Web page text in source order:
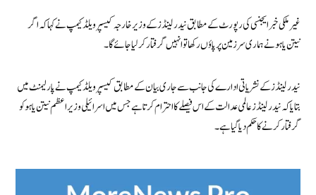
غیر ملکی خبرایجنسی کی رپورٹ کے مطابق نیدرلینڈز کے وزیرخارجہ کیسپر ویلڈ کیمپ نے کہا کہ اگر
نیتن یاہو نے ہماری سرزمین پر پاؤں رکھا تو انہیں گرفتار کرلیا جائے گا۔
نیدرلینڈز کے نشریاتی ادارے کی جانب سے جاری بیان کے مطابق کیسپر ویلڈکیمپ نے پارلیمنٹ میں
بتایا کہ نیدرلینڈز عالمی عدالت کے اس فیصلے کا احترام کرتا ہے جس میں اسرائیلی وزیراعظم نیتن یاہو کو
گرفتار کرنے کا حکم دیا گیا ہے۔